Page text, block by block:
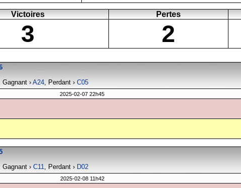
Victoires Pertes
3 2
› A24, Perdant › C05
2025-02-07 22h45
› C11, Perdant › D02
2025-02-08 11h42